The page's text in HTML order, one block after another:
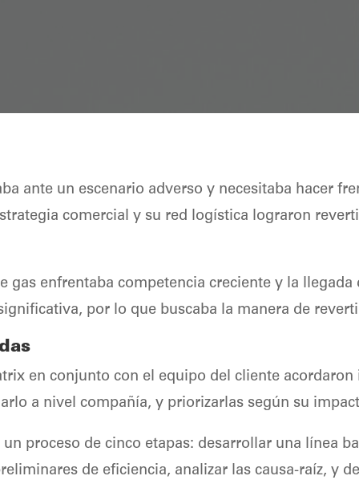
ante un escenario adverso y necesitaba hacer
comercial y su red logística lograron
gas enfrentaba competencia creciente y la
por lo que buscaba la manera de
en conjunto con el equipo del cliente
a nivel compañía, y priorizarlas según su
proceso de cinco etapas: desarrollar una línea
de eficiencia, analizar las causa-raíz, y